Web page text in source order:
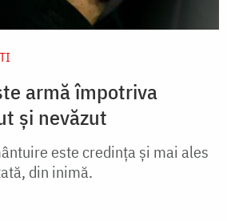
armă împotriva
și nevăzut
este credința și mai ales
din inimă.